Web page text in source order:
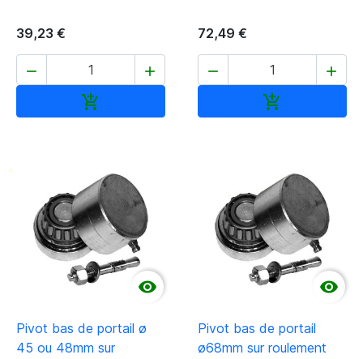
39,23 €
 

72,49 €
 


Pivot bas de portail ø
45 ou 48mm sur

Pivot bas de portail
ø68mm sur roulement